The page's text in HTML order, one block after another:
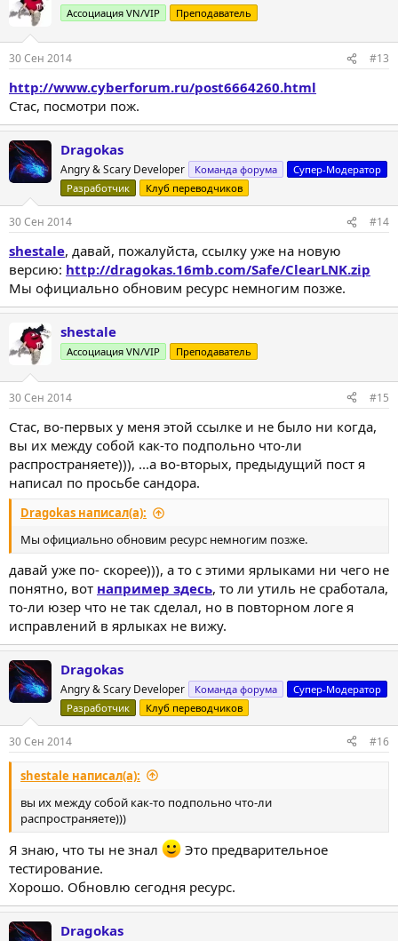
ц
и
Ассоциация VN/VIP Преподаватель
30 Сен 2014 #13
http://www.cyberforum.ru/post6664260.html
Стас, посмотри пож.
Dragokas
Angry & Scary Developer Команда форума
Супер-Модератор
Разработчик
Клуб переводчиков
30 Сен 2014 #14
shestale, давай, пожалуйста, ссылку уже на новую
версию: http://dragokas.16mb.com/Safe/ClearLNK.zip
Мы официально обновим ресурс немногим позже.
shestale
Ассоциация VN/VIP Преподаватель
30 Сен 2014 #15
Стас, во-первых у меня этой ссылке и не было ни когда,
вы их между собой как-то подпольно что-ли
распространяете))), ...а во-вторых, предыдущий пост я
написал по просьбе сандора.
Dragokas написал(а):
Мы официально обновим ресурс немногим позже.
давай уже по- скорее))), а то с этими ярлыками ни чего не
понятно, вот например здесь, то ли утиль не сработала,
то-ли юзер что не так сделал, но в повторном логе я
исправлений в ярлыках не вижу.
Dragokas
Angry & Scary Developer Команда форума
Супер-Модератор
Разработчик
Клуб переводчиков
30 Сен 2014 #16
shestale написал(а):
вы их между собой как-то подпольно что-ли
распространяете)))
Я знаю, что ты не знал
Это предварительное
тестирование.
Хорошо. Обновлю сегодня ресурс.
Dragokas